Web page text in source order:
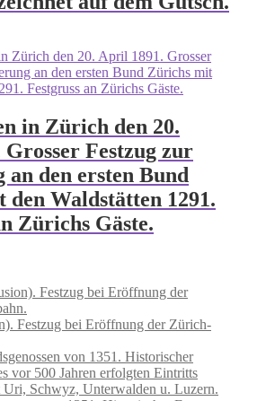
in Zürich den 20.
Festzug zur
den ersten Bund
Waldstätten 1291.
Zürichs Gäste.
Festzug bei Eröffnung der Zürich-